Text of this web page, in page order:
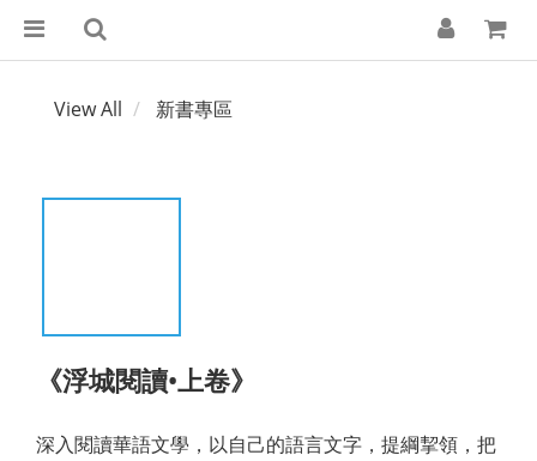
View All 新書專區
《浮城閱讀•上卷》
深入閱讀華語文學，以自己的語言文字，提綱挈領，把